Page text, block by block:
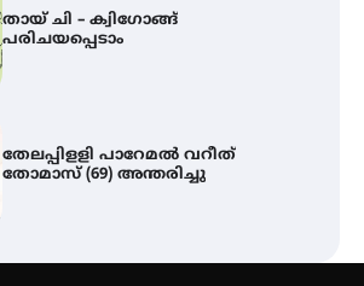
തായ് ചി – ക്വിഗോങ്ങ്
പരിചയപ്പെടാം
തേലപ്പിളളി പാറേമൽ വറീത്
തോമാസ് (69) അന്തരിച്ചു